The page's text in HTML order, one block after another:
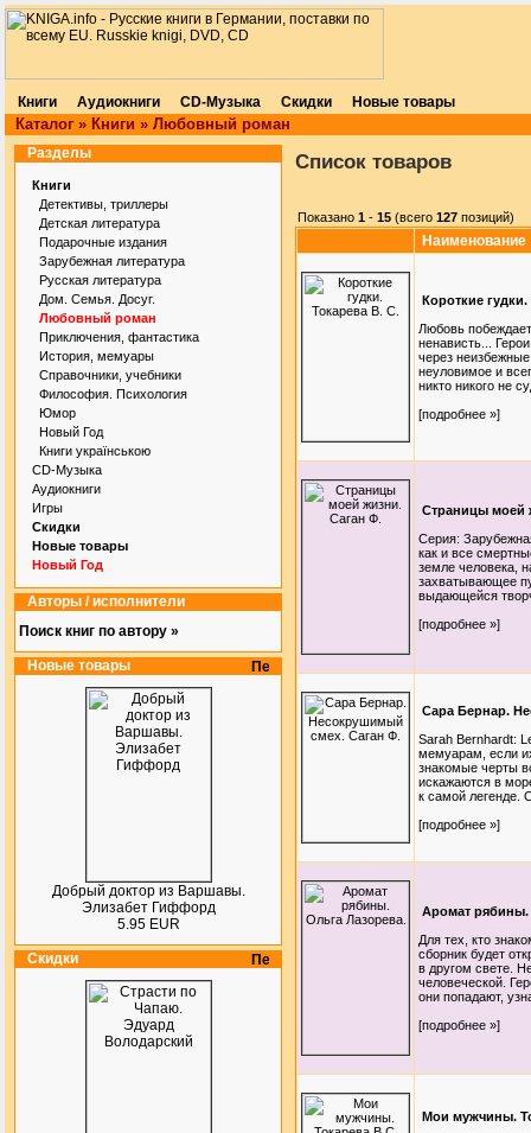
Книги Аудиокниги CD-Музыка Скидки Новые товары
Каталог » Книги » Любовный роман
Разделы
Книги
Детективы, триллеры
Детская литература
Подарочные издания
Зарубежная литература
Русская литература
Дом. Семья. Досуг.
Любовный роман
Приключения, фантастика
История, мемуары
Справочники, учебники
Философия. Психология
Юмор
Новый Год
Книги українською
CD-Музыка
Аудиокниги
Игры
Скидки
Новые товары
Новый Год
Авторы / исполнители
Поиск книг по автору »
Новые товары
Добрый доктор из Варшавы.
Элизабет Гиффорд
5.95 EUR
Скидки
Список товаров
Показано 1 - 15 (всего 127 позиций)
Наименование
Короткие
Любовь
ненависть...
через
неуловимое и
никто никого не
[подробнее »]
Страницы моей
Серия:
как и все
земле человека,
захватывающее
выдающейся
[подробнее »]
Сара Бернар.
Sarah Bernhardt:
мемуарам, если
знакомые черты
искажаются в
к самой легенде.
[подробнее »]
Аромат рябины.
Для тех, кто
сборник будет
в другом свете.
человеческой.
они попадают,
[подробнее »]
Мои мужчины.